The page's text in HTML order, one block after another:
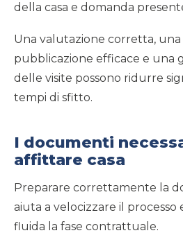
della casa e domanda
Una valutazione corretta, una
pubblicazione efficace e una
delle visite possono ridurre
tempi di sfitto.
I documenti
affittare casa
Preparare correttamente la
aiuta a velocizzare il processo
fluida la fase contrattuale.